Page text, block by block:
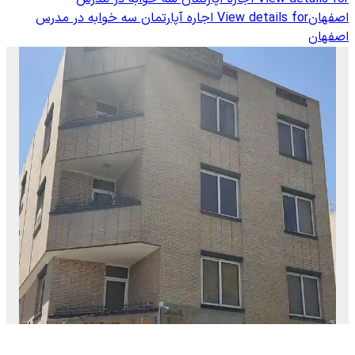
اصفهانView details for اجاره آپارتمان سه خوابه در مدرس
اصفهان